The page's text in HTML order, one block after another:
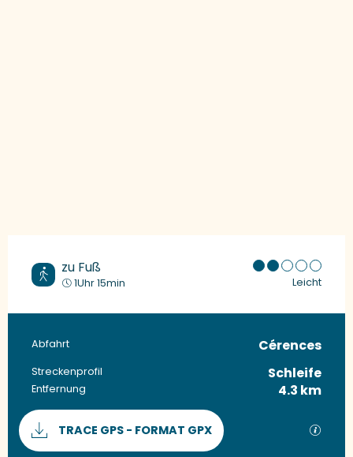
zu Fuß
1Uhr 15min Leicht
Praktische Informationen
Abfahrt Cérences
Streckenprofil Schleife
Entfernung 4.3 km
Dokumentation
TRACE GPS - FORMAT GPX Mit